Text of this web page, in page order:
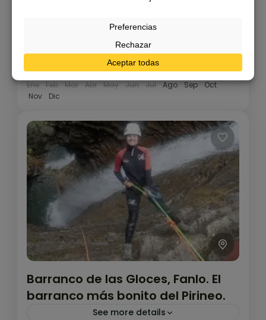
Availability:
Ene Feb Mar Abr May Jun Jul Ago Sep
Oct
Nov
Dic
Barranco de las Gloces, Fanlo. El
barranco más bonito del Pirineo.
See more details